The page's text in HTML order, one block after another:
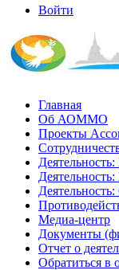
Войти
Главная
Об АОММО
Проекты
Медиа-центр
Документы
Отчет о
Обратиться в